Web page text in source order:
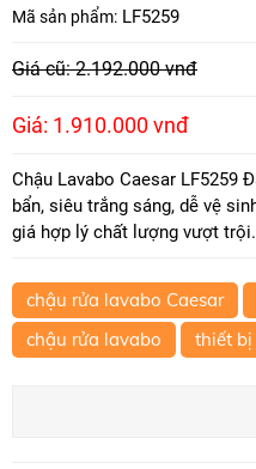
Mã sản phẩm: LF5259
Giá cũ: 2.192.000 vnđ
Giá: 1.910.000 vnđ
Chậu Lavabo Caesar LF5259
bẩn, siêu trắng sáng, dễ vệ
giá hợp lý chất lượng vượt trội.
chậu rửa lavabo Caesar
chậu rửa lavabo
thiết bị